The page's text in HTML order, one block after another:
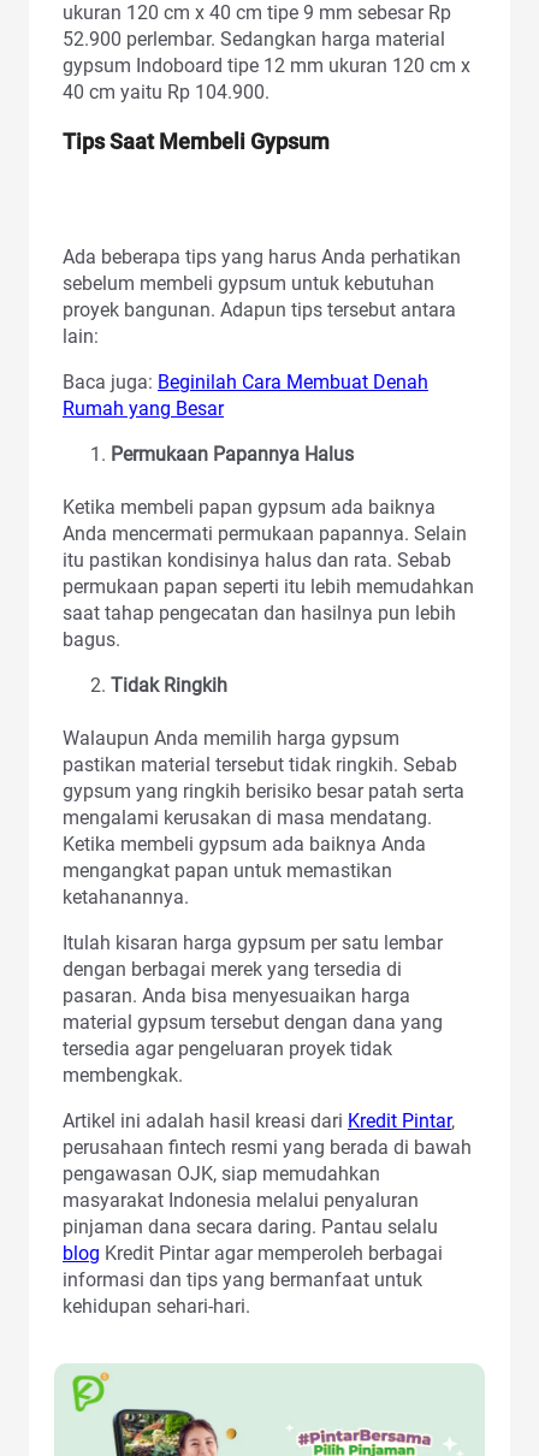
ukuran 120 cm x 40 cm tipe 9 mm sebesar Rp
52.900 perlembar. Sedangkan harga material
gypsum Indoboard tipe 12 mm ukuran 120 cm x
40 cm yaitu Rp 104.900.
Tips Saat Membeli Gypsum
Ada beberapa tips yang harus Anda perhatikan
sebelum membeli gypsum untuk kebutuhan
proyek bangunan. Adapun tips tersebut antara
lain:
Baca juga: Beginilah Cara Membuat Denah
Rumah yang Besar
Permukaan Papannya Halus
Ketika membeli papan gypsum ada baiknya
Anda mencermati permukaan papannya. Selain
itu pastikan kondisinya halus dan rata. Sebab
permukaan papan seperti itu lebih memudahkan
saat tahap pengecatan dan hasilnya pun lebih
bagus.
Tidak Ringkih
Walaupun Anda memilih harga gypsum
pastikan material tersebut tidak ringkih. Sebab
gypsum yang ringkih berisiko besar patah serta
mengalami kerusakan di masa mendatang.
Ketika membeli gypsum ada baiknya Anda
mengangkat papan untuk memastikan
ketahanannya.
Itulah kisaran harga gypsum per satu lembar
dengan berbagai merek yang tersedia di
pasaran. Anda bisa menyesuaikan harga
material gypsum tersebut dengan dana yang
tersedia agar pengeluaran proyek tidak
membengkak.
Artikel ini adalah hasil kreasi dari Kredit Pintar,
perusahaan fintech resmi yang berada di bawah
pengawasan OJK, siap memudahkan
masyarakat Indonesia melalui penyaluran
pinjaman dana secara daring. Pantau selalu
blog Kredit Pintar agar memperoleh berbagai
informasi dan tips yang bermanfaat untuk
kehidupan sehari-hari.